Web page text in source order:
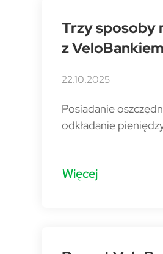
Trzy sposoby
z VeloBankiem
22.10.2025
Posiadanie
odkładanie
Więcej